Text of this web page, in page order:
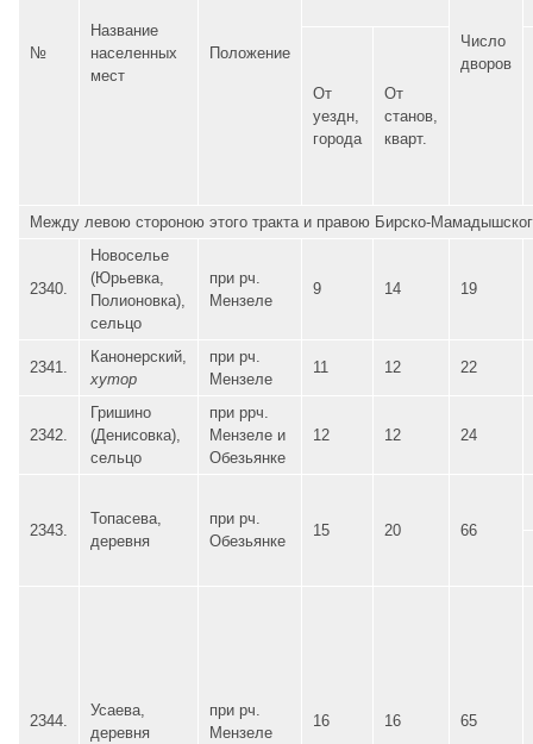
№
Название
населенных
мест
Положение
Число
дворов
От
уездн,
города
От
станов,
кварт.
Между левою стороною этого тракта и правою Бирско-
2340.
Новоселье
(Юрьевка,
Полионовка),
сельцо
при рч.
Мензеле
9 14 19
2341.
Канонерский,
хутор
при рч.
Мензеле
11 12 22
2342.
Гришино
(Денисовка),
сельцо
при ррч.
Мензеле и
Обезьянке
12 12 24
2343.
Топасева,
деревня
при рч.
Обезьянке
15 20 66
2344.
Усаева,
деревня
при рч.
Мензеле
16 16 65